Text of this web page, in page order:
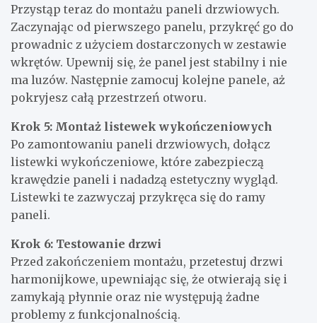
Przystąp teraz do montażu paneli drzwiowych.
Zaczynając od pierwszego panelu, przykręć go do
prowadnic z użyciem dostarczonych w zestawie
wkrętów. Upewnij się, że panel jest stabilny i nie
ma luzów. Następnie zamocuj kolejne panele, aż
pokryjesz całą przestrzeń otworu.
Krok 5: Montaż listewek wykończeniowych
Po zamontowaniu paneli drzwiowych, dołącz
listewki wykończeniowe, które zabezpieczą
krawędzie paneli i nadadzą estetyczny wygląd.
Listewki te zazwyczaj przykręca się do ramy
paneli.
Krok 6: Testowanie drzwi
Przed zakończeniem montażu, przetestuj drzwi
harmonijkowe, upewniając się, że otwierają się i
zamykają płynnie oraz nie występują żadne
problemy z funkcjonalnością.